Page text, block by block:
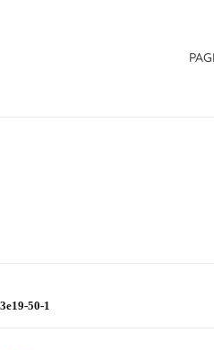
3e19-50-1